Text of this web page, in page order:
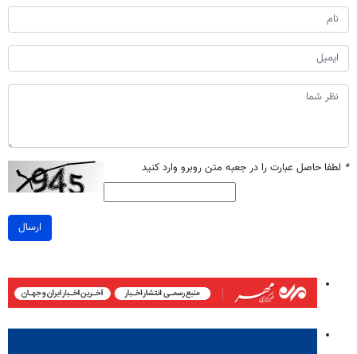
* لطفا حاصل عبارت را در جعبه متن روبرو وارد کنید
ارسال